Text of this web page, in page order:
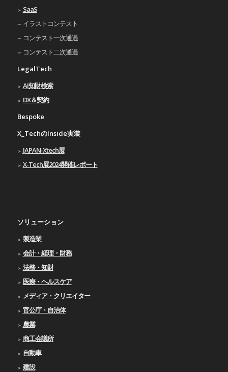
SaaS
イラストコンテスト
コンテスト一次通過
コンテスト二次通過
LegalTech
AI知財検索
DX＆契約
Bespoke
X_TechのInside実装
JAPAN-Xtech展
X-Tech展2024開催レポート
ソリューション
製造業
会計・経理・財務
法務・知財
医療・ヘルスケア
メディア・クリエイター
官公庁・自治体
農業
商工会議所
自動車
建設